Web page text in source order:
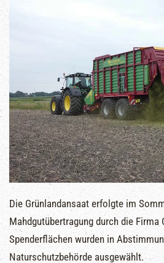
Die Grünlandansaat erfolgte im
Mahdgutübertragung durch die Firma
Spenderflächen wurden in
Naturschutzbehörde ausgewählt.